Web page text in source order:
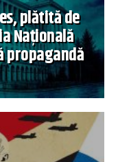
plătită de
Națională
propagandă